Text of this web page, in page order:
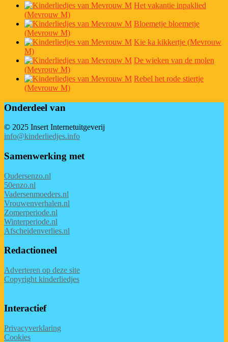
Het vakantie inpaklied
(Mevrouw M)
Bloemetje bloemetje
(Mevrouw M)
Kie ka kikkertje (Mevrouw
M)
De wieken van de molen
(Mevrouw M)
Rebel het rode stiertje
(Mevrouw M)
Onderdeel van
© 2025 Insert Internetuitgeverij
info@kinderliedjes.info
Samenwerking met
Oudersenzo.nl
50enzo.nl
Vadersenmoeders.nl
Vrouwenverhalen.nl
Zomerperiode.nl
Winterperiode.nl
Afscheidenverlies.nl
Redactioneel
Adverteren op deze site
Copyright kinderliedjes
Interactief
Privacyverklaring
Cookies